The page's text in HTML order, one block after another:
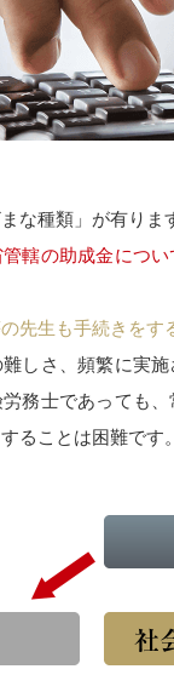
な種類」が有り
管轄の助成金につ
先生も手続きをす
しさ、頻繁に実
務士であっても
ることは困難で